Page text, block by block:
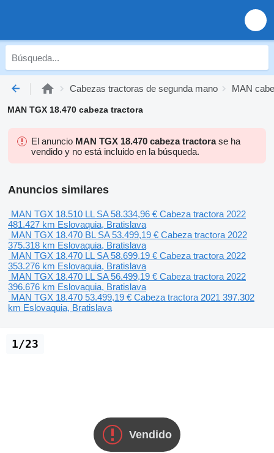
Cabezas tractoras de segunda mano MAN
MAN TGX 18.470 cabeza tractora
El anuncio MAN TGX 18.470 cabeza tractorase ha
vendido y no está incluido en la búsqueda.
Anuncios similares
MAN TGX 18.510 LL SA 58.334,96 € Cabeza tractora 2022
481.427 km Eslovaquia, Bratislava
MAN TGX 18.470 BL SA 53.499,19 € Cabeza tractora 2022
375.318 km Eslovaquia, Bratislava
MAN TGX 18.470 LL SA 58.699,19 € Cabeza tractora 2022
353.276 km Eslovaquia, Bratislava
MAN TGX 18.470 LL SA 56.499,19 € Cabeza tractora 2022
396.676 km Eslovaquia, Bratislava
MAN TGX 18.470 53.499,19 € Cabeza tractora 2021 397.302
km Eslovaquia, Bratislava
Vendido
1/23